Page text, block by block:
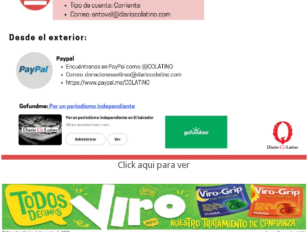
Click aqui para ver